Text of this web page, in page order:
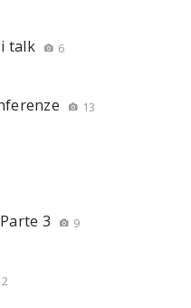
talk 6
13
3 9